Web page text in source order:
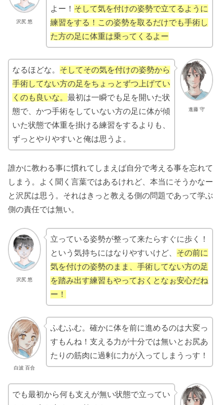
沢尻 悠
よー！ そして気を付けの姿勢で立てるように
練習をする！この姿勢を取るだけでも手術し
た方の足に体重は乗ってくるよー
進藤 守
なるほどな。 そしてその気を付けの姿勢から
手術してない方の足をちょっとずつ上げてい
くのも良いな。 最初は一瞬でも足を開いた状
態で、かつ手術をしていない方の足に体が傾
いた状態で体重を掛ける練習をするよりも、
ずっとやりやすいと俺は思うよ。
誰かに教わる事に慣れてしまえば自分で考える事を忘れて
しまう。よく聞く言葉ではあるけれど、本当にそうかなー
と沢尻は思う。それはきっと教える側の問題であって学ぶ
側の責任では無い。
沢尻 悠
立っている姿勢が整って来たらすぐに歩く！
という気持ちにはなりやすいけど、 その前に
気を付けの姿勢のまま、手術してない方の足
を踏み出す練習もやっておくとなぉ安心だね
ー！
白波 百合
ふむふむ。確かに体を前に進めるのは大変っ
すもんね！支える力が十分では無いとお尻あ
たりの筋肉に過剰に力が入ってしまうっす！
でも最初から何も支えが無い状態で立ってい